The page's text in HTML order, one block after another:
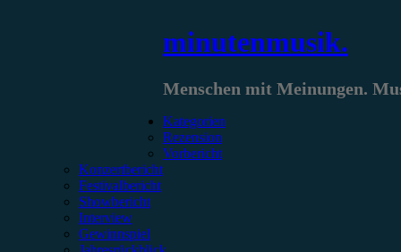
minutenmusik.
Menschen mit Meinungen.
Kategorien
Rezension
Vorbericht
Konzertbericht
Festivalbericht
Showbericht
Interview
Gewinnspiel